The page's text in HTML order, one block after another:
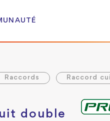
Raccords Raccord
double